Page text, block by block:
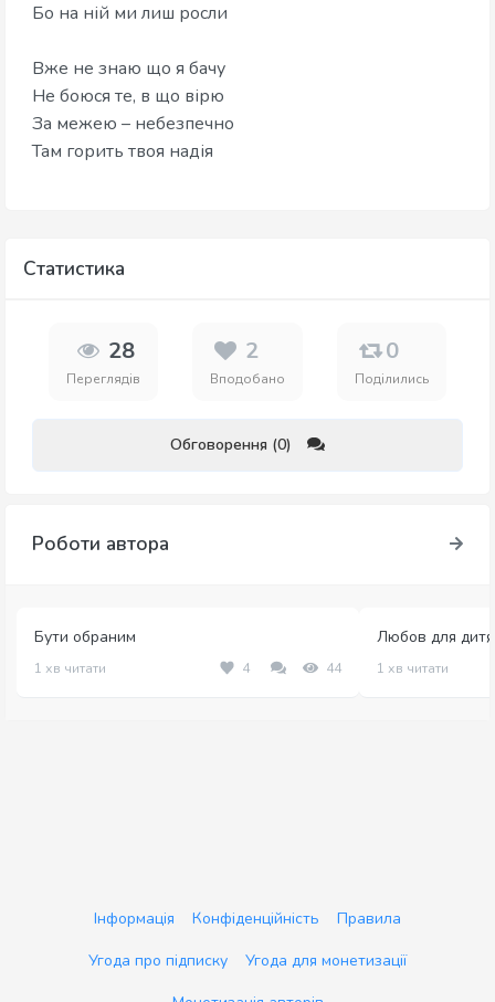
Бо на ній ми лиш росли
Вже не знаю що я бачу
Не боюся те, в що вірю
За межею – небезпечно
Там горить твоя надія
Статистика
28
Переглядів
2
Вподобано
0
Поділились
Обговорення (0)
Роботи автора
Бути обраним
1 хв читати 4 44
Любов для дитя
1 хв читати
Інформація Конфіденційність
Правила
Угода про підписку
Угода для монетизації